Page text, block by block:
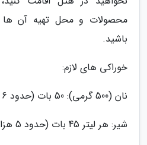
محصولات و محل تهیه آن ها
باشید.
خوراکی های لازم:
نان (500 گرمی): 50 بات (حدود 6 هزار تومان)
شیر: هر لیتر 45 بات (حدود 5 هزار تومان)